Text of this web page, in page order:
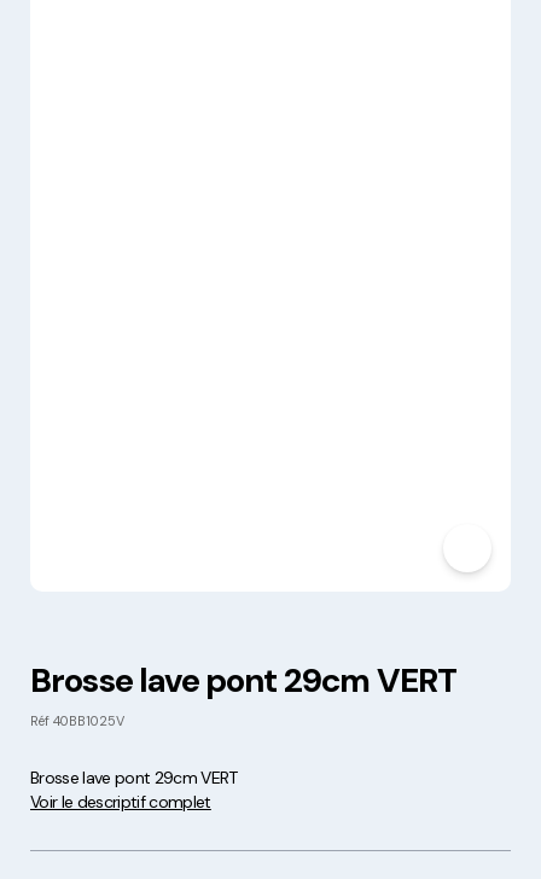
Brosse lave pont 29cm VERT
Réf 40BB1025V
Brosse lave pont 29cm VERT
Voir le descriptif complet